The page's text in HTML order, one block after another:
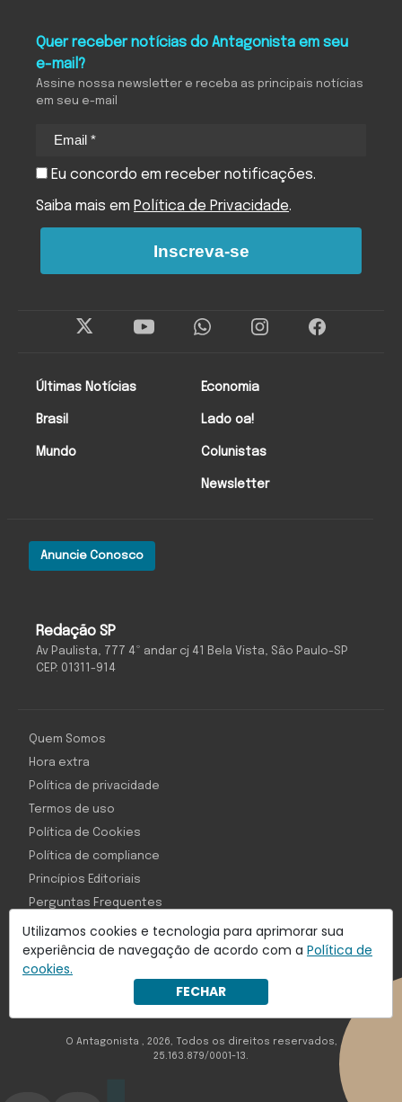
Utilizamos cookies e tecnologia para aprimorar sua
experiência de navegação de acordo com a Política de
cookies.
FECHAR
Redação SP
Av Paulista, 777 4º andar cj 41 Bela Vista, São Paulo-SP
CEP: 01311-914
Anuncie Conosco
Últimas Notícias
Brasil
Mundo
Economia
Lado oa!
Colunistas
Newsletter
Quer receber notícias do Antagonista em seu
e-mail?
Assine nossa newsletter e receba as principais notícias
em seu e-mail
Eu concordo em receber notificações.
Saiba mais em Política de Privacidade.
Inscreva-se
Com inteligência e tecnologia:
Object1ve - Marketing Solution
Quem Somos
Hora extra
Política de privacidade
Termos de uso
Política de Cookies
Política de compliance
Princípios Editoriais
Perguntas Frequentes
O Antagonista , 2026, Todos os direitos reservados,
25.163.879/0001-13.